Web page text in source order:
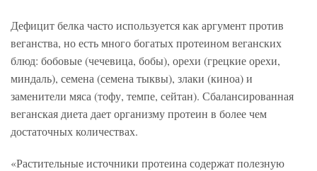
Дефицит белка часто используется как аргумент против
веганства, но есть много богатых протеином веганских
блюд: бобовые (чечевица, бобы), орехи (грецкие орехи,
миндаль), семена (семена тыквы), злаки (киноа) и
заменители мяса (тофу, темпе, сейтан). Сбалансированная
веганская диета дает организму протеин в более чем
достаточных количествах.
«Растительные источники протеина содержат полезную